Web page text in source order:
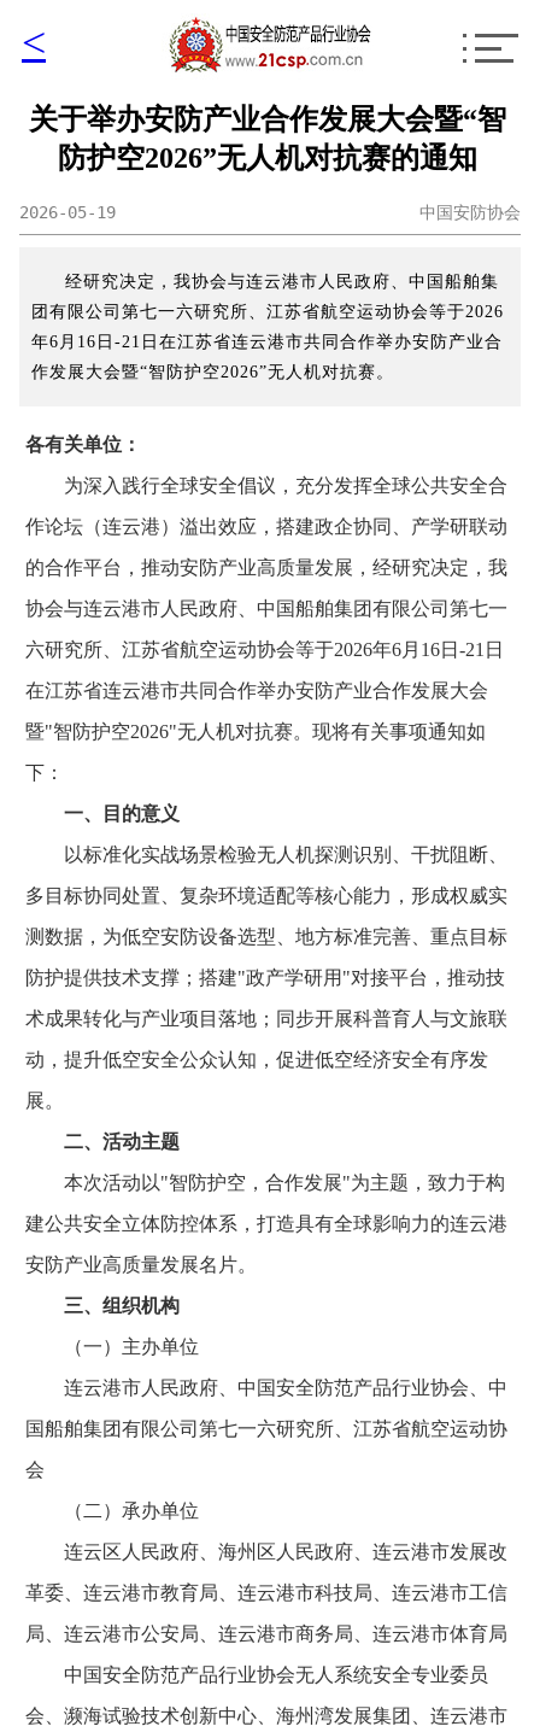
<
关于举办安防产业合作发展大会暨“智
防护空2026”无人机对抗赛的通知
2026-05-19 中国安防协会
经研究决定，我协会与连云港市人民政府、中国船舶集
团有限公司第七一六研究所、江苏省航空运动协会等于2026
年6月16日-21日在江苏省连云港市共同合作举办安防产业合
作发展大会暨“智防护空2026”无人机对抗赛。
各有关单位：
为深入践行全球安全倡议，充分发挥全球公共安全合
作论坛（连云港）溢出效应，搭建政企协同、产学研联动
的合作平台，推动安防产业高质量发展，经研究决定，我
协会与连云港市人民政府、中国船舶集团有限公司第七一
六研究所、江苏省航空运动协会等于2026年6月16日-21日
在江苏省连云港市共同合作举办安防产业合作发展大会
暨"智防护空2026"无人机对抗赛。现将有关事项通知如
下：
一、目的意义
以标准化实战场景检验无人机探测识别、干扰阻断、
多目标协同处置、复杂环境适配等核心能力，形成权威实
测数据，为低空安防设备选型、地方标准完善、重点目标
防护提供技术支撑；搭建"政产学研用"对接平台，推动技
术成果转化与产业项目落地；同步开展科普育人与文旅联
动，提升低空安全公众认知，促进低空经济安全有序发
展。
二、活动主题
本次活动以"智防护空，合作发展"为主题，致力于构
建公共安全立体防控体系，打造具有全球影响力的连云港
安防产业高质量发展名片。
三、组织机构
（一）主办单位
连云港市人民政府、中国安全防范产品行业协会、中
国船舶集团有限公司第七一六研究所、江苏省航空运动协
会
（二）承办单位
连云区人民政府、海州区人民政府、连云港市发展改
革委、连云港市教育局、连云港市科技局、连云港市工信
局、连云港市公安局、连云港市商务局、连云港市体育局
中国安全防范产品行业协会无人系统安全专业委员
会、濒海试验技术创新中心、海州湾发展集团、连云港市